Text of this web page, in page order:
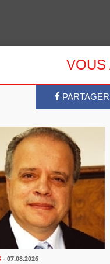
VOUS
PARTAGER
- 07.08.2026